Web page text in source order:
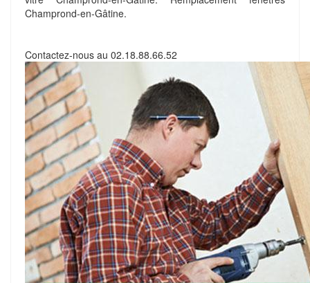
Champrond-en-Gâtine.
Contactez-nous au 02.18.88.66.52